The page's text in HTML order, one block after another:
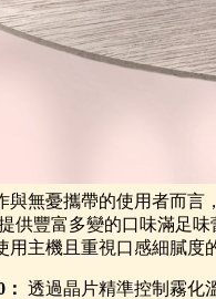
與無憂攜帶的使用者而言
供豐富多變的口味滿足
用主機且重視口感細膩度
透過晶片精準控制霧化